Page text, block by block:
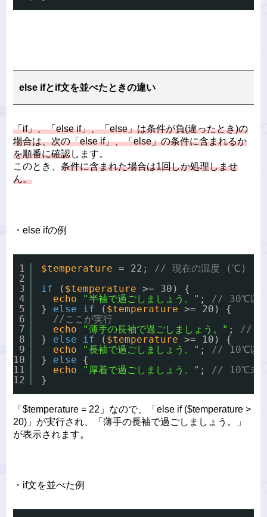
else ifとif文を並べたときの違い
「if」、「else if」、「else」は条件が負(違ったとき)の
場合は、次の「else if」、「else」の条件に含まれるか
を順番に確認します。
このとき、条件に含まれた場合は1回しか処理しませ
ん。
・else ifの例
1
2
3
4
5
6
7
8
9
10
11
12
$temperature = 22; // 現在の温度 (℃)
if
( $temperature >= 30) {
echo
"半袖で過ごしましょう。" ; // 30℃以
} else if ( $temperature >= 20) {
//ここが実行
echo
"薄手の長袖で過ごしましょう。" ; //
} else if ( $temperature >= 10) {
echo
"長袖で過ごしましょう。" ; // 10℃以
} else
{
echo
"厚着で過ごしましょう。" ; // 10℃未
}
「$temperature = 22」なので、「else if ($temperature >
20)」が実行され、「薄手の長袖で過ごしましょう。」
が表示されます。
・if文を並べた例